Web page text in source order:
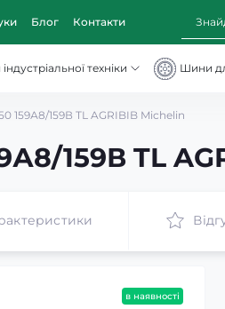
Блог Контакти
техніки
Шини
159А8/159В TL AGRIBIB Michelin
159В TL
в наявності